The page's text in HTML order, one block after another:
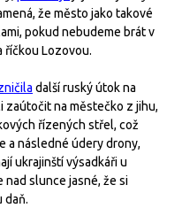
že město jako takové
pokud nebudeme brát v
Lozovou.
další ruský útok na
zaútočit na městečko z jihu,
řízených střel, což
a následné údery drony,
ukrajinští výsadkáři u
slunce jasné, že si
daň.